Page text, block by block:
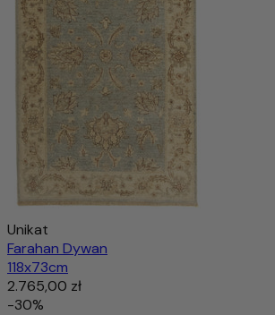
Unikat
Farahan Dywan
118x73cm
2.765,00 zł
-30%